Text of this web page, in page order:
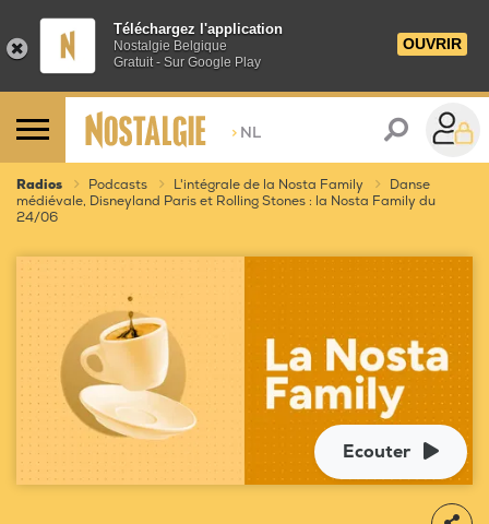
Téléchargez l'application
Nostalgie Belgique
Gratuit - Sur Google Play
OUVRIR
> NL
Radios Podcasts L'intégrale de la Nosta Family
Danse
médiévale, Disneyland Paris et Rolling Stones : la Nosta Family du
24/06
Ecouter